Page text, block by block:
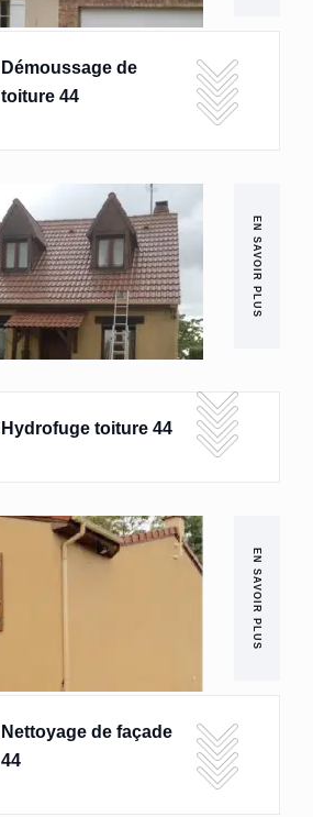
Démoussage de
toiture 44
EN SAVOIR PLUS
Hydrofuge toiture 44
EN SAVOIR PLUS
Nettoyage de façade
44